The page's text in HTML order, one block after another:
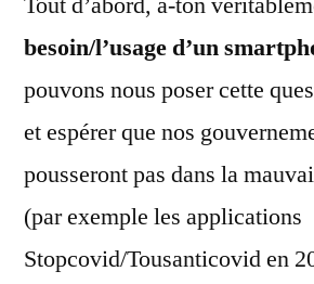
besoin/l’usage d’un
pouvons nous poser cette
et espérer que nos
pousseront pas dans la
(par exemple les applications
Stopcovid/Tousanticovid en